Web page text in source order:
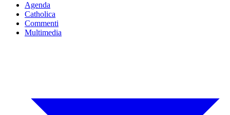
Agenda
Catholica
Commenti
Multimedia